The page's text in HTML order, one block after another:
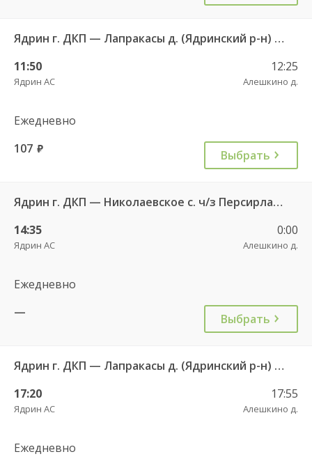
Ядрин г. ДКП — Лапракасы д. (Ядринский р-н) ч/з Персирланы д. 123
11:50
Ядрин АС
12:25
Алешкино д.
Ежедневно
107 руб. Выбрать
Ядрин г. ДКП — Николаевское с. ч/з Персирланы д. 134
14:35
Ядрин АС
0:00
Алешкино д.
Ежедневно
—
Выбрать
Ядрин г. ДКП — Лапракасы д. (Ядринский р-н) ч/з Персирланы д. 123
17:20
Ядрин АС
17:55
Алешкино д.
Ежедневно